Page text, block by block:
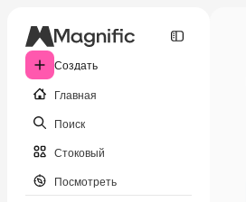
Создать
Главная
Поиск
Стоковый
Посмотреть